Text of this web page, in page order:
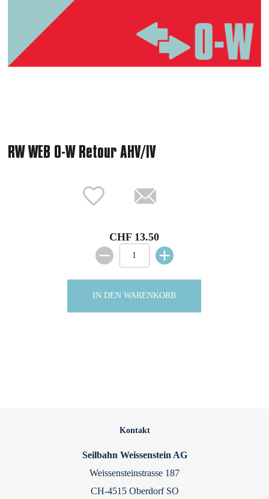
RW WEB O-W Retour AHV/IV
CHF 13.50
IN DEN WARENKORB
Kontakt
Seilbahn Weissenstein AG
Weissensteinstrasse 187
CH-4515 Oberdorf SO